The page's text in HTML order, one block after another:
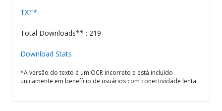
TXT*
Total Downloads** : 219
Download Stats
*A versão do texto é um OCR incorreto e está incluído
unicamente em benefício de usuários com conectividade lenta.